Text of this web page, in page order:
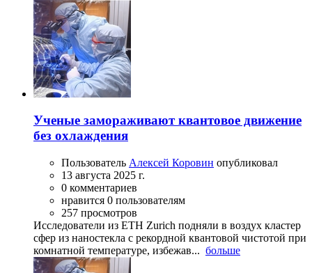
Ученые замораживают квантовое движение
без охлаждения
Пользователь Алексей Коровин опубликовал
13 августа 2025 г.
0 комментариев
нравится 0 пользователям
257 просмотров
Исследователи из ETH Zurich подняли в воздух кластер
сфер из наностекла с рекордной квантовой чистотой при
комнатной температуре, избежав... больше